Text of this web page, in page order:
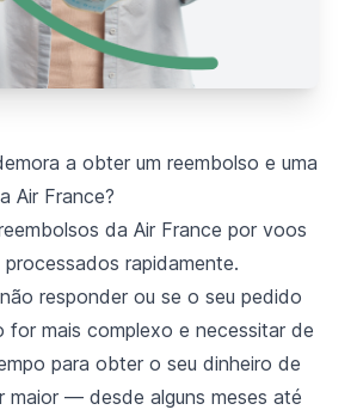
a obter um reembolso e uma
Air France?
da Air France por voos
rapidamente.
responder ou se o seu pedido
for mais complexo e necessitar de
para obter o seu dinheiro de
maior — desde alguns meses até